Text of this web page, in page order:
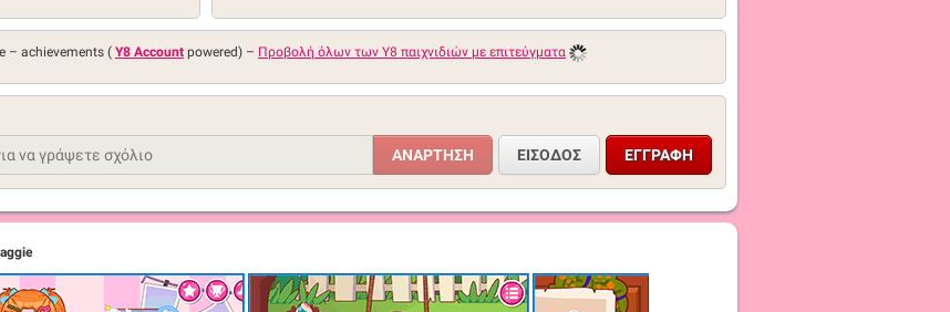
– achievements ( Y8 Account powered) – Προβολή όλων των Y8 παιχνιδιών με επιτεύγματα
ΕΊΣΟΔΟΣ ΕΓΓΡΑΦΉ